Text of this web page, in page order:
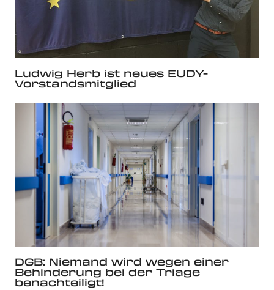
Ludwig Herb ist neues EUDY-
Vorstandsmitglied
DGB: Niemand wird wegen einer
Behinderung bei der Triage
benachteiligt!